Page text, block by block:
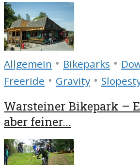
Allgemein • Bikeparks •
Freeride • Gravity •
Warsteiner Bikepark –
aber feiner...